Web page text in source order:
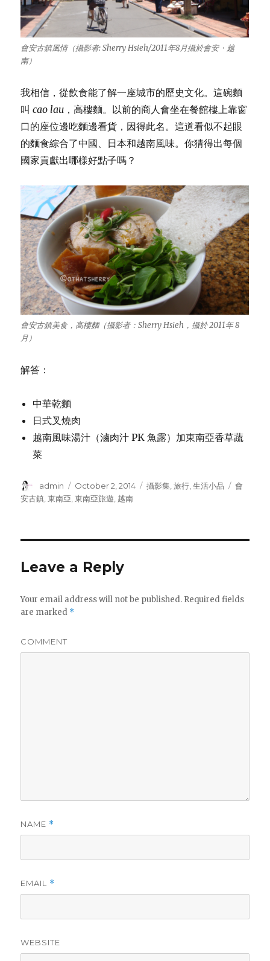
會安古鎮風情（攝影者: Sherry Hsieh/2011年8月攝於會安・越
南）
我相信，從飲食能了解一座城市的歷史文化。這碗麵
叫cao lau ，高樓麵。以前的商人會坐在餐館樓上靠窗
口的座位邊吃麵邊看貨，因得此名。這道看似不起眼
的麵食綜合了中國、日本和越南風味。你猜得出每個
國家貢獻出哪樣好點子嗎？
會安古鎮美食，高樓麵（攝影者：Sherry Hsieh，攝於 2011年 8
月）
解答：
中華乾麵
日式叉燒肉
越南風味湯汁（滷肉汁 PK 魚露）加東南亞香草蔬
菜
Author
admin
Posted
on
October 2, 2014 Categories
攝影集 ,旅行 ,生活小品 Tags
會
安古鎮 ,東南亞 ,東南亞旅遊 越南
Leave a Reply
Your email address will not be published. Required fields
are marked *
COMMENT
NAME *
EMAIL *
WEBSITE